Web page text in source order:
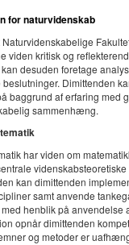
for naturvidenskab
kritisk og
desuden foretage
Dimittenden
baggrund af erfaring
sammenhæng.
har viden om
kan dimittenden
samt anvende
henblik på
opnår dimittenden
og metoder er